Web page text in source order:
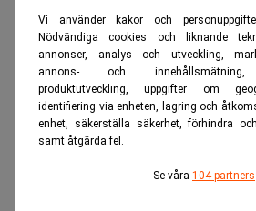
Vi använder kakor och
Nödvändiga cookies och liknande
annonser, analys och utveckling,
annons- och innehållsmätning,
produktutveckling, uppgifter om
identifiering via enheten, lagring och
enhet, säkerställa säkerhet, förhindra
samt åtgärda fel.
Se våra 104 partners
Resonemanget knyter an till det han
lottery”, tanken att födselns
mer än hårt arbete.
Läs också:Tomma stolar när Abel
Realtid
Ett löfte att ge bort 99 procent
Buffett har länge kopplat sin syn på
Redan 2010 skrev han under ”The